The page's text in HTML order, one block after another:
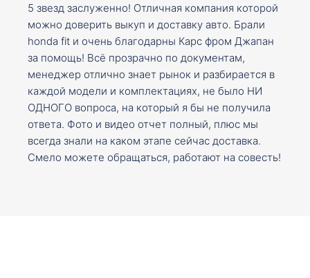
5 звезд заслуженно! Отличная компания которой
можно доверить выкуп и доставку авто. Брали
honda fit и очень благодарны Карс фром Джапан
за помощь! Всё прозрачно по документам,
менеджер отлично знает рынок и разбирается в
каждой модели и комплектациях, не было НИ
ОДНОГО вопроса, на который я бы не получила
ответа. Фото и видео отчет полный, плюс мы
всегда знали на каком этапе сейчас доставка.
Смело можете обращаться, работают на совесть!